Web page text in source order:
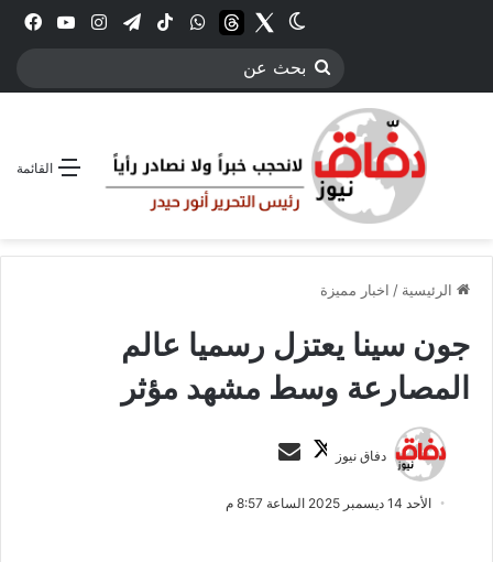
انستقرامتيلقرام‫TikTokواتسابthreadsTwitter
الوضع المظلم
بحث
القائمة
الرئيسية / اخبار مميزة
جون سينا يعتزل رسميا عالم
المصارعة وسط مشهد مؤثر
دفاق نيوز
ت
ب
س
الأحد 14 ديسمبر 2025 الساعة 8:57 م